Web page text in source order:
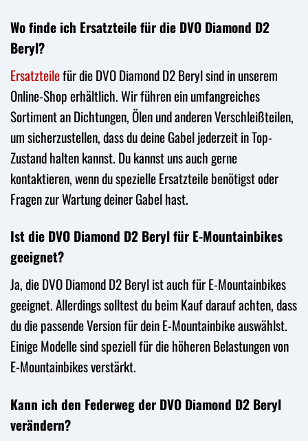
Wo finde ich Ersatzteile für die DVO Diamond D2
Beryl?
Ersatzteilefür die DVO Diamond D2 Beryl sind in unserem
Online-Shop erhältlich. Wir führen ein umfangreiches
Sortiment an Dichtungen, Ölen und anderen Verschleißteilen,
um sicherzustellen, dass du deine Gabel jederzeit in Top-
Zustand halten kannst. Du kannst uns auch gerne
kontaktieren, wenn du spezielle Ersatzteile benötigst oder
Fragen zur Wartung deiner Gabel hast.
Ist die DVO Diamond D2 Beryl für E-Mountainbikes
geeignet?
Ja, die DVO Diamond D2 Beryl ist auch für E-Mountainbikes
geeignet. Allerdings solltest du beim Kauf darauf achten, dass
du die passende Version für dein E-Mountainbike auswählst.
Einige Modelle sind speziell für die höheren Belastungen von
E-Mountainbikes verstärkt.
Kann ich den Federweg der DVO Diamond D2 Beryl
verändern?